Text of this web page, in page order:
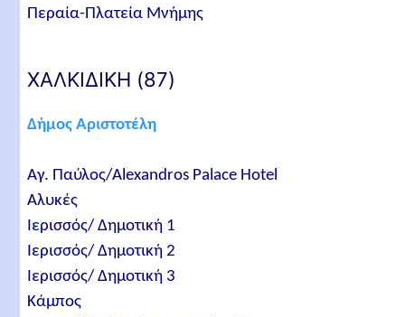
Περαία-Πλατεία Μνήμης
ΧΑΛΚΙΔΙΚΗ (87)
Δήμος Αριστοτέλη
Αγ. Παύλος/Alexandros Palace Hotel
Αλυκές
Ιερισσός/ Δημοτική 1
Ιερισσός/ Δημοτική 2
Ιερισσός/ Δημοτική 3
Κάμπος